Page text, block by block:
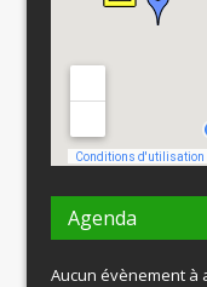
Agenda
Aucun évènement à